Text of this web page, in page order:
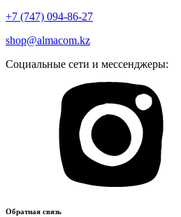
+7 (747) 094-86-27
shop@almacom.kz
Социальные сети и мессенджеры:
Обратная связь